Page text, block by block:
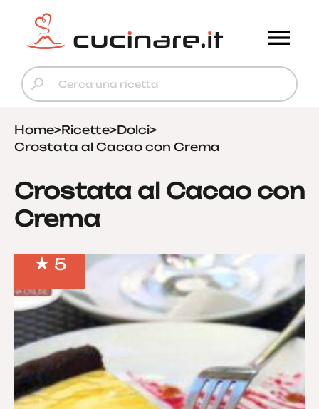
Home>Ricette>Dolci>
Crostata al Cacao con Crema
Crostata al Cacao con
Crema
5